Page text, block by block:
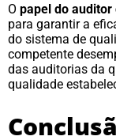
O papel do auditor
para garantir a
do sistema de
competente
das auditorias da
qualidade